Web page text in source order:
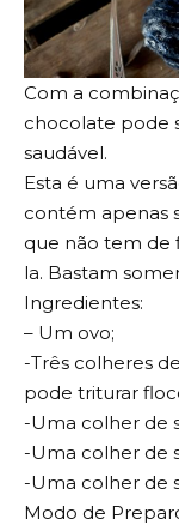
Com a
chocolate pode
saudável.
Esta é uma
contém apenas
que não tem de
la. Bastam
Ingredientes:
– Um ovo;
-Três colheres
pode triturar
-Uma colher de
-Uma colher de
-Uma colher de
Modo de